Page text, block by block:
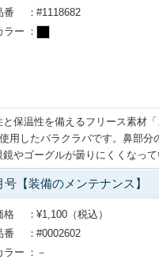
番
#1118682
ラー
保温性を備えるフリース素材
用したバラクラバです。鼻部分
やゴーグルが曇りにくくなって
【装備のメンテナンス】
格
¥1,100（税込）
番
#0002602
ラー
－